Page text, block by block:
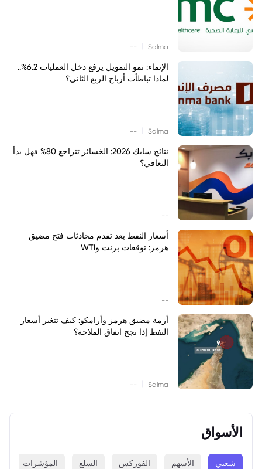
Salma
--
الإنماء: نمو التمويل يرفع دخل العمليات 6.2%..
لماذا تباطأت أرباح الربع الثاني؟
Salma
--
نتائج سابك 2026: الخسائر تتراجع 80% فهل بدأ
التعافي؟
--
أسعار النفط بعد تقدم محادثات فتح مضيق
هرمز: توقعات برنت وWTI
--
أزمة مضيق هرمز وأرامكو: كيف تتغير أسعار
النفط إذا نجح اتفاق الملاحة؟
Salma
--
الأسواق
شعبي الأسهم الفوركس السلع المؤشرات